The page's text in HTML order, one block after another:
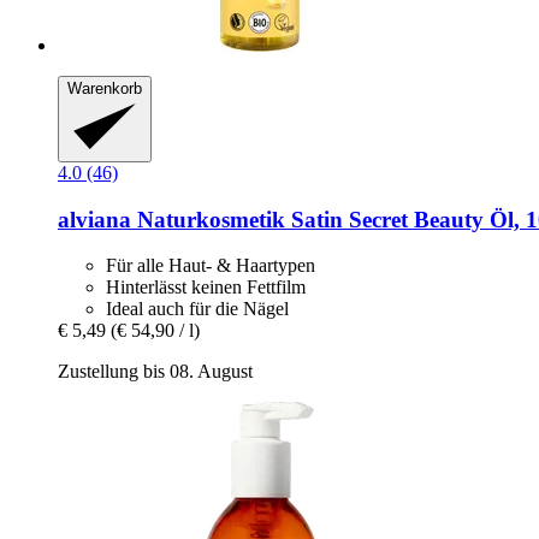
Warenkorb
4.0 (46)
alviana Naturkosmetik Satin Secret Beauty Öl,
Für alle Haut- & Haartypen
Hinterlässt keinen Fettfilm
Ideal auch für die Nägel
€ 5,49 (€ 54,90 / l)
Zustellung bis 08. August